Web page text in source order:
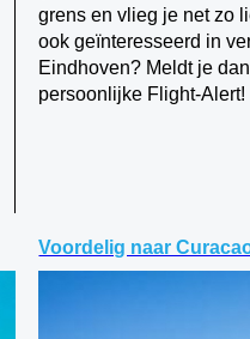
grens en vlieg je net zo
ook geïnteresseerd in
Eindhoven? Meldt je
persoonlijke Flight-Alert!
Voordelig naar